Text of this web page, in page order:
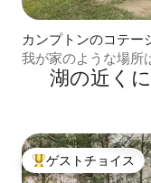
カンプトンのコテー
我が家のような場所
湖の近く
大好評のゲストチョ
ゲストチョイス